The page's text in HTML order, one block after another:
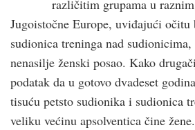
različitim grupama u
Jugoistočne Europe, uviđajući očitu
sudionica treninga nad
nenasilje ženski posao. Kako
podatak da u gotovo dvadeset
tisuću petsto sudionika i sudionica
veliku većinu apsolventica čine